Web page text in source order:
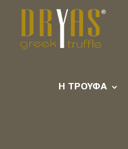
Η ΤΡΟΎΦΑ